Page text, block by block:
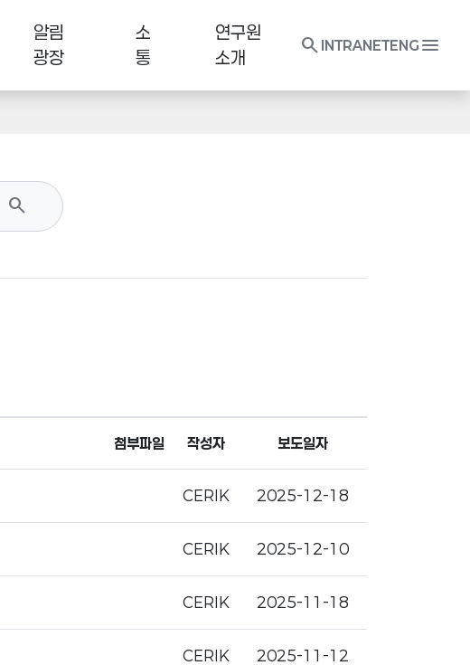
알림
광장
소
통
연구원
소개
search INTRANETENG menu
search
첨부파일 작성자 보도일자
CERIK 2025-12-18
CERIK 2025-12-10
CERIK 2025-11-18
CERIK 2025-11-12